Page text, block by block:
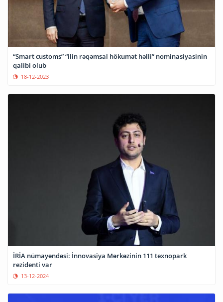
“Smart customs” “ilin rəqəmsal hökumət həlli” nominasiyasinin
qalibi olub
18-12-2023
İRİA nümayəndəsi: İnnovasiya Mərkəzinin 111 texnopark
rezidenti var
13-12-2024